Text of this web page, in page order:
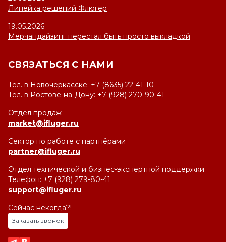
Линейка решений Флюгер
19.05.2026
Мерчандайзинг перестал быть просто выкладкой
СВЯЗАТЬСЯ С НАМИ
Тел. в Новочеркасске: +7 (8635) 22-41-10
Тел. в Ростове-на-Дону: +7 (928) 270-90-41
Отдел продаж
market@ifluger.ru
Сектор по работе с партнёрами
partner@ifluger.ru
Отдел технической и бизнес-экспертной поддержки
Телефон: +7 (928) 279-80-41
support@ifluger.ru
Сейчас некогда?!
Заказать звонок